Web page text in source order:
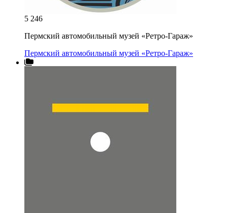
5 246
Пермский автомобильный музей «Ретро-Гараж»
Пермский автомобильный музей «Ретро-Гараж»